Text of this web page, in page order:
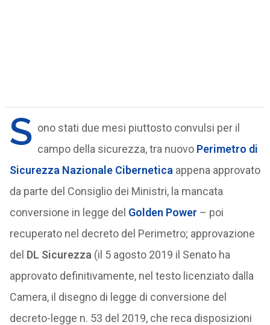
S ono stati due mesi piuttosto convulsi per il
campo della sicurezza, tra nuovoPerimetro di
Sicurezza Nazionale Cibernetica appena approvato
da parte del Consiglio dei Ministri, la mancata
conversione in legge del Golden Power – poi
recuperato nel decreto del Perimetro; approvazione
del DL Sicurezza (il 5 agosto 2019 il Senato ha
approvato definitivamente, nel testo licenziato dalla
Camera, il disegno di legge di conversione del
decreto-legge n. 53 del 2019, che reca disposizioni